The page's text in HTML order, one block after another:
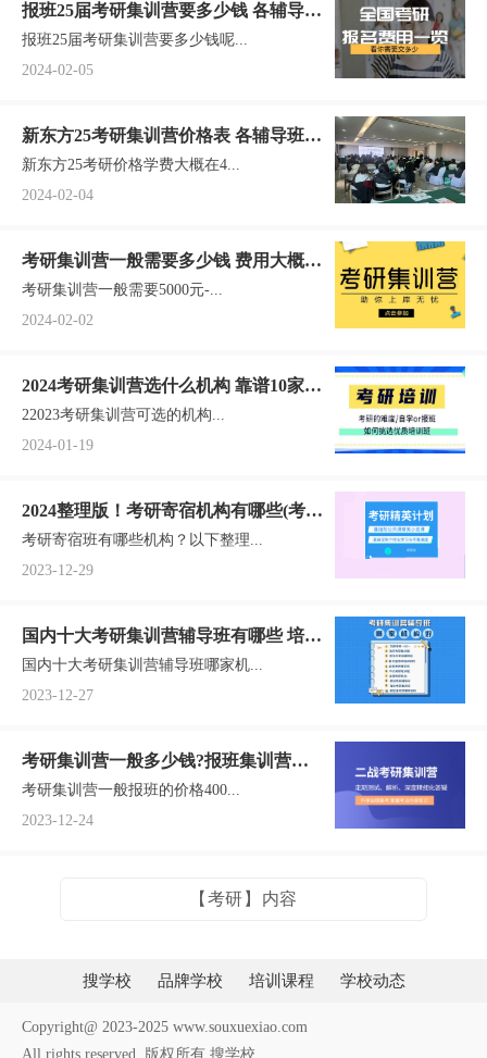
报班25届考研集训营要多少钱 各辅导班
价格汇总参考一览
报班25届考研集训营要多少钱呢...
2024-02-05
新东方25考研集训营价格表 各辅导班学
费一览汇总
新东方25考研价格学费大概在4...
2024-02-04
考研集训营一般需要多少钱 费用大概多
少一年
考研集训营一般需要5000元-...
2024-02-02
2024考研集训营选什么机构 靠谱10家奉
上(备战2025考研)
22023考研集训营可选的机构...
2024-01-19
2024整理版！考研寄宿机构有哪些(考研
集训营)
考研寄宿班有哪些机构？以下整理...
2023-12-29
国内十大考研集训营辅导班有哪些 培训
学校名单一览
国内十大考研集训营辅导班哪家机...
2023-12-27
考研集训营一般多少钱?报班集训营各
版型价格一览
考研集训营一般报班的价格400...
2023-12-24
【考研】内容
搜学校 品牌学校 培训课程 学校动态
Copyright@ 2023-2025 www.souxuexiao.com
All rights reserved. 版权所有 搜学校